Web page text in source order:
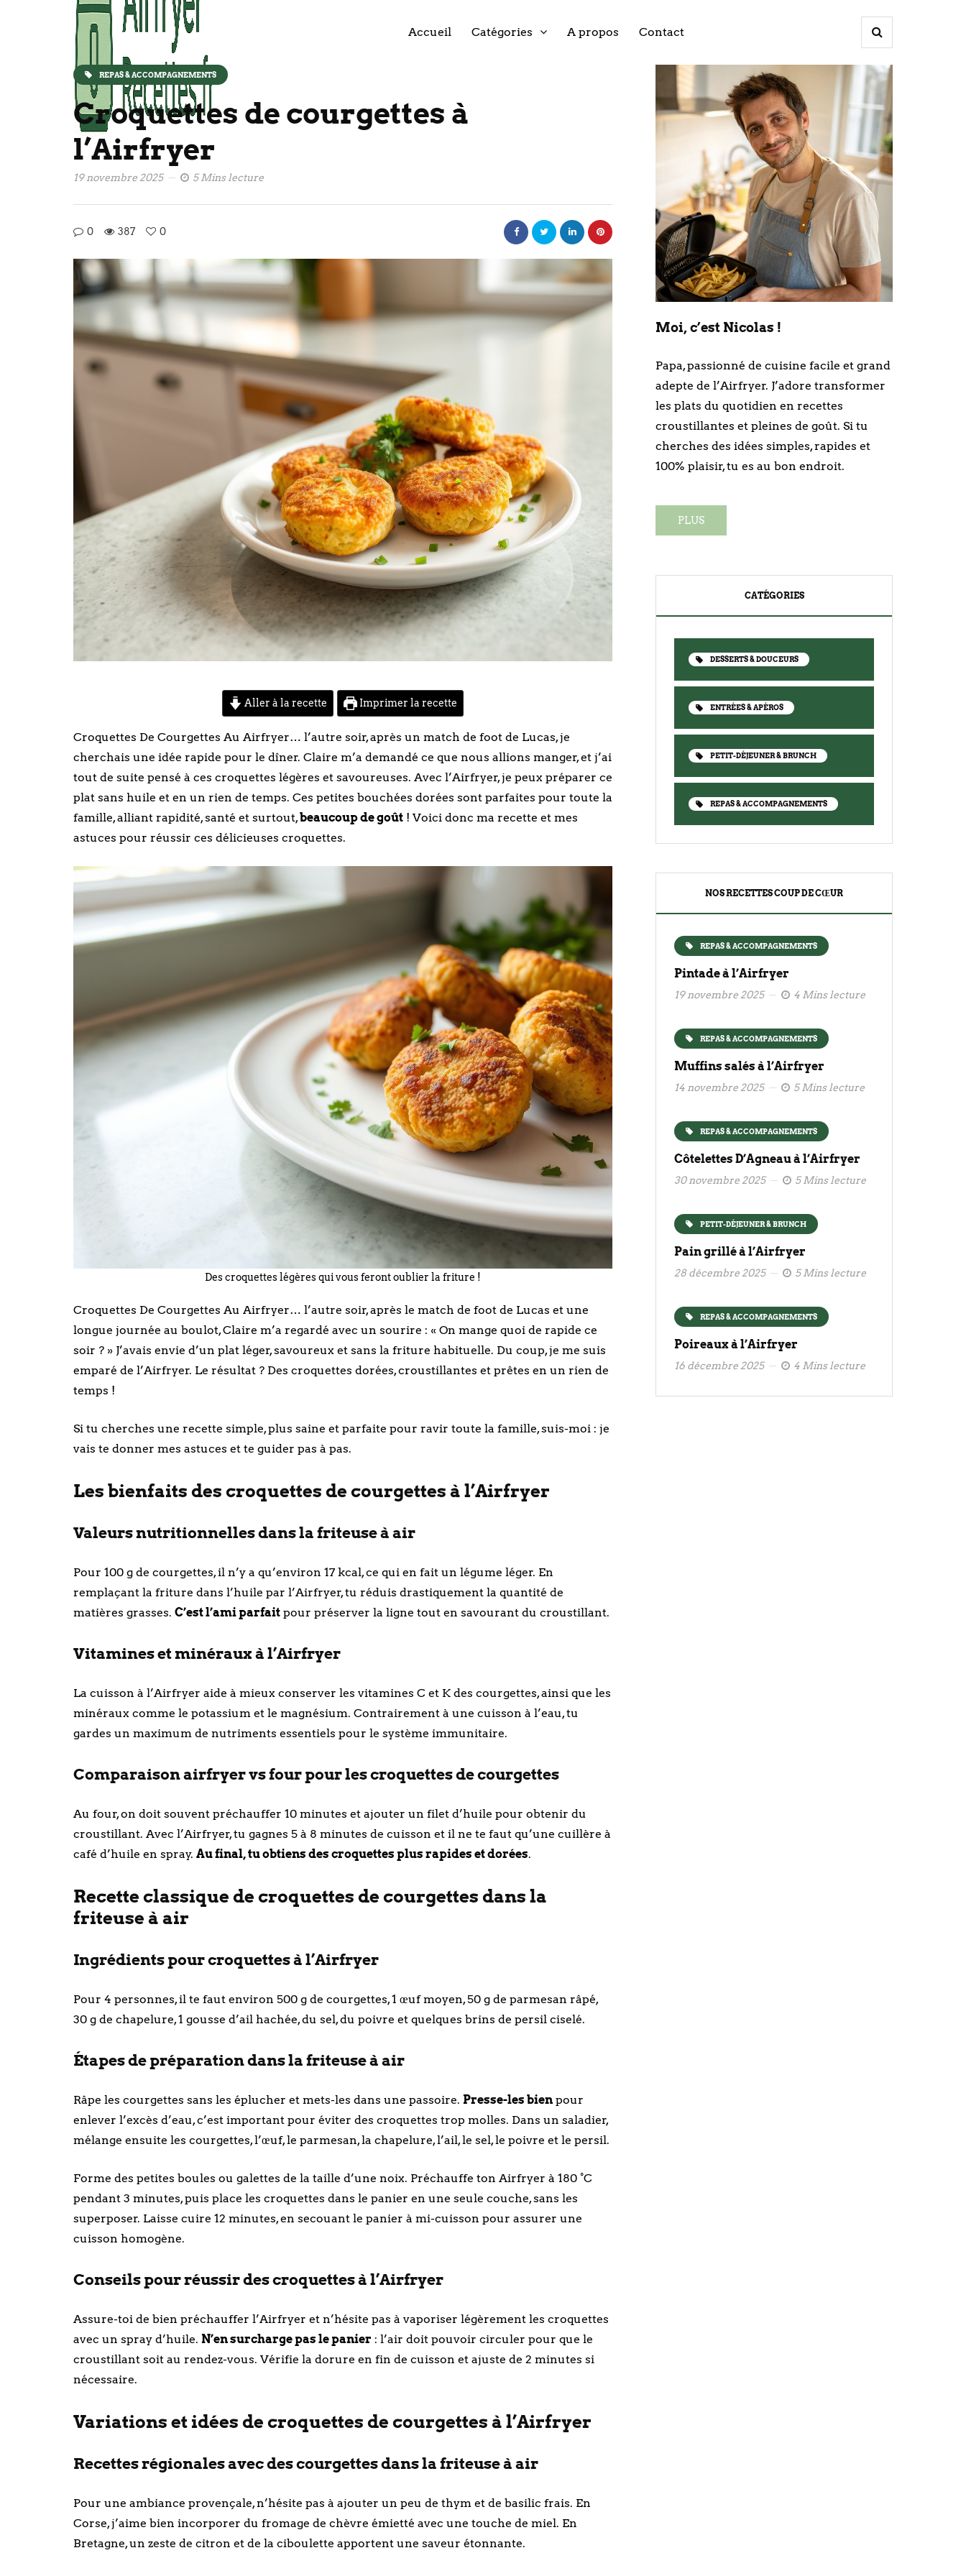
Accueil Catégories A propos Contact
REPAS & ACCOMPAGNEMENTS
Croquettes de courgettes à
l’Airfryer
19 novembre 2025 5 Mins lecture
0 387 0
Aller à la recette Imprimer la recette
Croquettes De Courgettes Au Airfryer… l’autre soir, après un match de foot de Lucas, je
cherchais une idée rapide pour le dîner. Claire m’a demandé ce que nous allions manger, et j’ai
tout de suite pensé à ces croquettes légères et savoureuses. Avec l’Airfryer, je peux préparer ce
plat sans huile et en un rien de temps. Ces petites bouchées dorées sont parfaites pour toute la
famille, alliant rapidité, santé et surtout,beaucoup de goût ! Voici donc ma recette et mes
astuces pour réussir ces délicieuses croquettes.
Des croquettes légères qui vous feront oublier la friture !
Croquettes De Courgettes Au Airfryer… l’autre soir, après le match de foot de Lucas et une
longue journée au boulot, Claire m’a regardé avec un sourire : « On mange quoi de rapide ce
soir ? » J’avais envie d’un plat léger, savoureux et sans la friture habituelle. Du coup, je me suis
emparé de l’Airfryer. Le résultat ? Des croquettes dorées, croustillantes et prêtes en un rien de
temps !
Si tu cherches une recette simple, plus saine et parfaite pour ravir toute la famille, suis-moi : je
vais te donner mes astuces et te guider pas à pas.
Les bienfaits des croquettes de courgettes à l’Airfryer
Valeurs nutritionnelles dans la friteuse à air
Pour 100 g de courgettes, il n’y a qu’environ 17 kcal, ce qui en fait un légume léger. En
remplaçant la friture dans l’huile par l’Airfryer, tu réduis drastiquement la quantité de
matières grasses. C’est l’ami parfait pour préserver la ligne tout en savourant du croustillant.
Vitamines et minéraux à l’Airfryer
La cuisson à l’Airfryer aide à mieux conserver les vitamines C et K des courgettes, ainsi que les
minéraux comme le potassium et le magnésium. Contrairement à une cuisson à l’eau, tu
gardes un maximum de nutriments essentiels pour le système immunitaire.
Comparaison airfryer vs four pour les croquettes de courgettes
Au four, on doit souvent préchauffer 10 minutes et ajouter un filet d’huile pour obtenir du
croustillant. Avec l’Airfryer, tu gagnes 5 à 8 minutes de cuisson et il ne te faut qu’une cuillère à
café d’huile en spray. Au final, tu obtiens des croquettes plus rapides et dorées.
Recette classique de croquettes de courgettes dans la
friteuse à air
Ingrédients pour croquettes à l’Airfryer
Pour 4 personnes, il te faut environ 500 g de courgettes, 1 œuf moyen, 50 g de parmesan râpé,
30 g de chapelure, 1 gousse d’ail hachée, du sel, du poivre et quelques brins de persil ciselé.
Étapes de préparation dans la friteuse à air
Râpe les courgettes sans les éplucher et mets-les dans une passoire. Presse-les bien pour
enlever l’excès d’eau, c’est important pour éviter des croquettes trop molles. Dans un saladier,
mélange ensuite les courgettes, l’œuf, le parmesan, la chapelure, l’ail, le sel, le poivre et le persil.
Forme des petites boules ou galettes de la taille d’une noix. Préchauffe ton Airfryer à 180 °C
pendant 3 minutes, puis place les croquettes dans le panier en une seule couche, sans les
superposer. Laisse cuire 12 minutes, en secouant le panier à mi-cuisson pour assurer une
cuisson homogène.
Conseils pour réussir des croquettes à l’Airfryer
Assure-toi de bien préchauffer l’Airfryer et n’hésite pas à vaporiser légèrement les croquettes
avec un spray d’huile. N’en surcharge pas le panier : l’air doit pouvoir circuler pour que le
croustillant soit au rendez-vous. Vérifie la dorure en fin de cuisson et ajuste de 2 minutes si
nécessaire.
Variations et idées de croquettes de courgettes à l’Airfryer
Recettes régionales avec des courgettes dans la friteuse à air
Pour une ambiance provençale, n’hésite pas à ajouter un peu de thym et de basilic frais. En
Corse, j’aime bien incorporer du fromage de chèvre émietté avec une touche de miel. En
Bretagne, un zeste de citron et de la ciboulette apportent une saveur étonnante.
Moi, c’est Nicolas !
Papa, passionné de cuisine facile et grand
adepte de l’Airfryer. J’adore transformer
les plats du quotidien en recettes
croustillantes et pleines de goût. Si tu
cherches des idées simples, rapides et
100% plaisir, tu es au bon endroit.
PLUS
CATÉGORIES
DESSERTS & DOUCEURS
ENTRÉES & APÉROS
PETIT-DÉJEUNER & BRUNCH
REPAS & ACCOMPAGNEMENTS
NOS RECETTES COUP DE CŒUR
REPAS & ACCOMPAGNEMENTS
Pintade à l’Airfryer
19 novembre 2025 4 Mins lecture
REPAS & ACCOMPAGNEMENTS
Muffins salés à l’Airfryer
14 novembre 2025 5 Mins lecture
REPAS & ACCOMPAGNEMENTS
Côtelettes D’Agneau à l’Airfryer
30 novembre 2025 5 Mins lecture
PETIT-DÉJEUNER & BRUNCH
Pain grillé à l’Airfryer
28 décembre 2025 5 Mins lecture
REPAS & ACCOMPAGNEMENTS
Poireaux à l’Airfryer
16 décembre 2025 4 Mins lecture